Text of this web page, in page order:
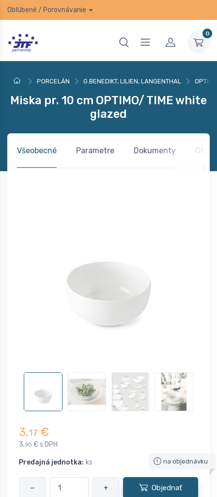
Obľúbené / Porovnávanie
0
PORCELÁN G.BENEDIKT, LILIEN, LANGENTHAL
Miska pr. 10 cm OPTIMO/ TIME white
glazed
Všeobecné Parametre Dokumenty
3,17 €
3,90 € s DPH
Predajná jednotka: ks na objednávku
− + Objednať